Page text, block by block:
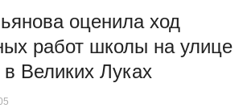
оценила ход
работ школы на улице
Великих Луках